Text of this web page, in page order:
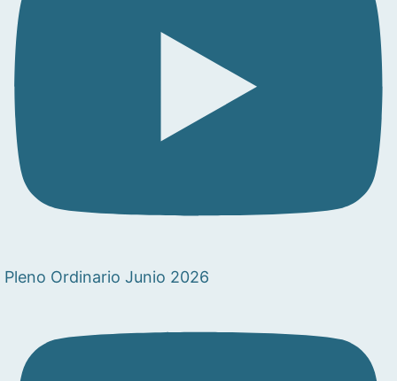
Pleno Ordinario Junio 2026